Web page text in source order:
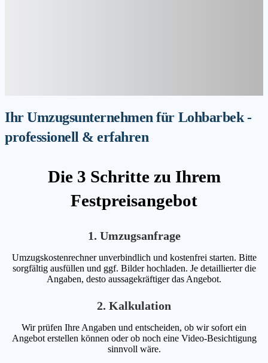
Ihr Umzugsunternehmen für Lohbarbek -
professionell & erfahren
Die 3 Schritte zu Ihrem
Festpreisangebot
1. Umzugsanfrage
Umzugskostenrechner unverbindlich und kostenfrei starten. Bitte
sorgfältig ausfüllen und ggf. Bilder hochladen. Je detaillierter die
Angaben, desto aussagekräftiger das Angebot.
2. Kalkulation
Wir prüfen Ihre Angaben und entscheiden, ob wir sofort ein
Angebot erstellen können oder ob noch eine Video-Besichtigung
sinnvoll wäre.